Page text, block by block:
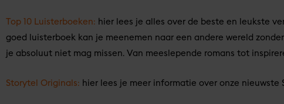
Top 10 Luisterboeken: hier lees je alles over de beste en leukste
goed luisterboek kan je meenemen naar een andere wereld
je absoluut niet mag missen. Van meeslepende romans tot
Storytel Originals: hier lees je meer informatie over onze nieuwste